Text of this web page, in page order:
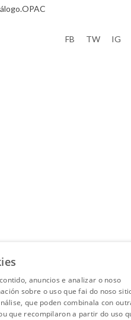
FB TW IG
anuncios e analizar o noso
sobre o uso que fai do noso
que poden combinala con
que recompilaron a partir do uso